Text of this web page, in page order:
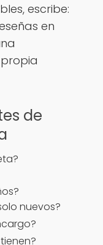
escribe:
en
de
nuevos?